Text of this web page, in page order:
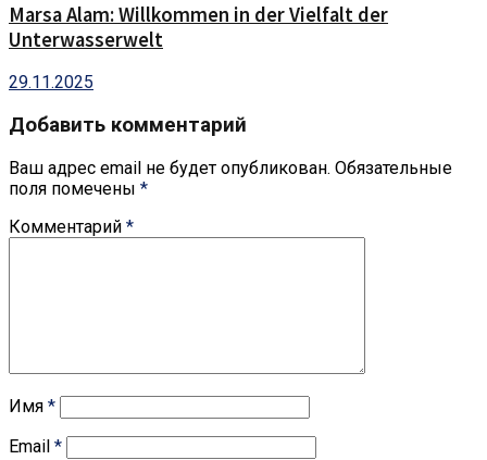
Marsa Alam: Willkommen in der Vielfalt der
Unterwasserwelt
29.11.2025
Добавить комментарий
Ваш адрес email не будет опубликован. Обязательные
поля помечены *
Комментарий *
Имя *
Email *